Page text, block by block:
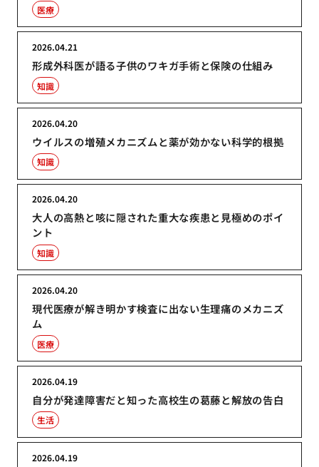
医療
形成外科医が語る子供のワキガ手術と保険の仕組み
2026.04.21
知識
ウイルスの増殖メカニズムと薬が効かない科学的根拠
2026.04.20
知識
大人の高熱と咳に隠された重大な疾患と見極めのポイ
ント
2026.04.20
知識
現代医療が解き明かす検査に出ない生理痛のメカニズ
ム
2026.04.20
医療
自分が発達障害だと知った高校生の葛藤と解放の告白
2026.04.19
生活
2026.04.19